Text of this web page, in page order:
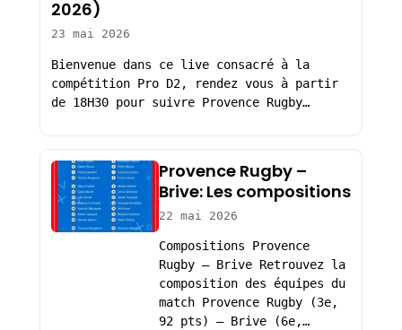
2026)
23 mai 2026
Bienvenue dans ce live consacré à la
compétition Pro D2, rendez vous à partir
de 18H30 pour suivre Provence Rugby…
Provence Rugby –
Brive: Les compositions
22 mai 2026
Compositions Provence
Rugby – Brive Retrouvez la
composition des équipes du
match Provence Rugby (3e,
92 pts) – Brive (6e,…